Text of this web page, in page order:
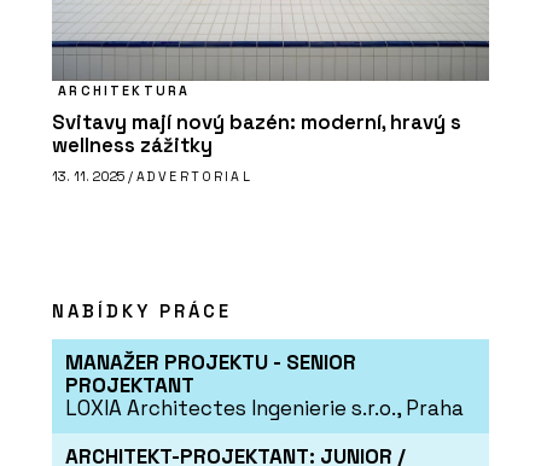
ARCHITEKTURA
Svitavy mají nový bazén: moderní, hravý s
wellness zážitky
13. 11. 2025 / ADVERTORIAL
NABÍDKY PRÁCE
MANAŽER PROJEKTU - SENIOR
PROJEKTANT
LOXIA Architectes Ingenierie s.r.o., Praha
ARCHITEKT-PROJEKTANT: JUNIOR /